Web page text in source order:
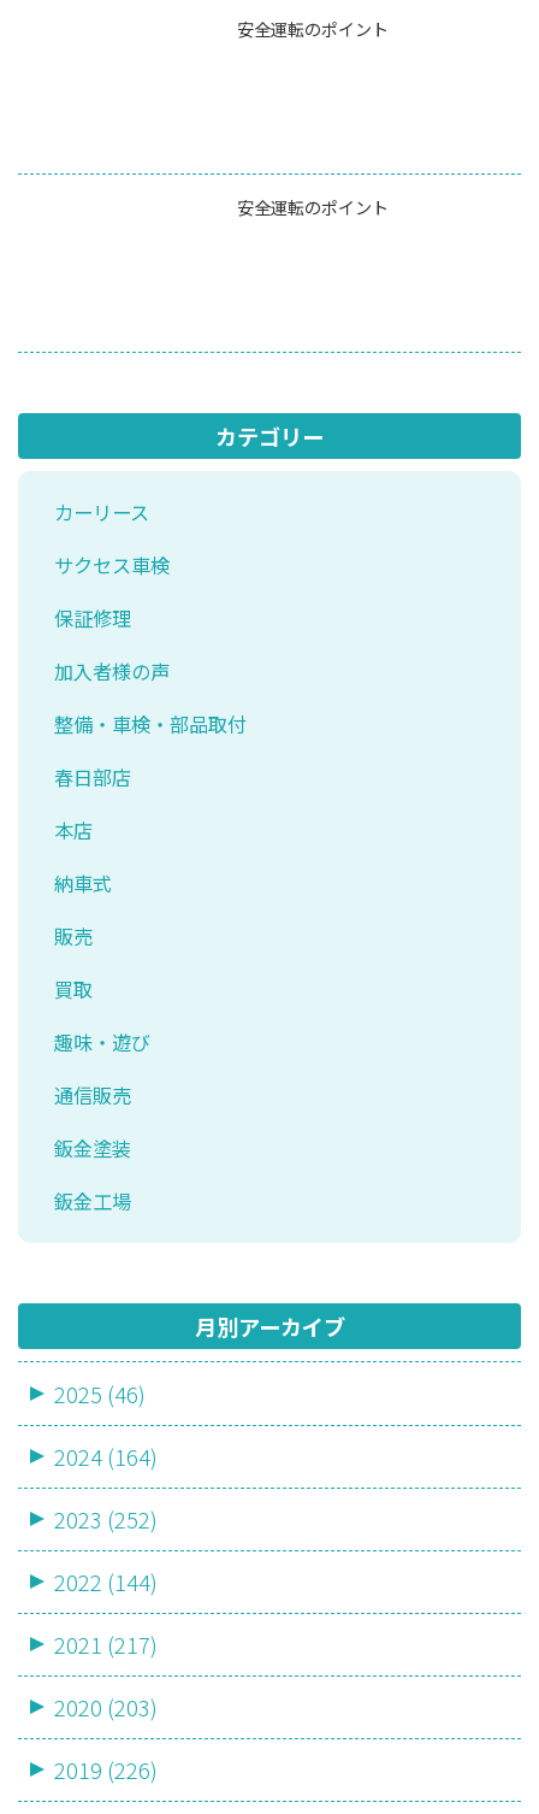
安全運転のポイント
安全運転のポイント
カテゴリー
カーリース
サクセス車検
保証修理
加入者様の声
整備・車検・部品取付
春日部店
本店
納車式
販売
買取
趣味・遊び
通信販売
鈑金塗装
鈑金工場
月別アーカイブ
2025 (46)
2024 (164)
2023 (252)
2022 (144)
2021 (217)
2020 (203)
2019 (226)